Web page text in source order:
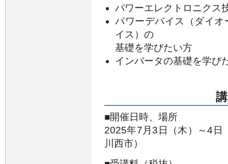
パワーエレクトロニクス
パワーデバイス（ダイ
イス）の
基礎を学びたい方
インバータの基礎を学び
■開催日時、場所
2025年7月3日（木）～4日
川西市）